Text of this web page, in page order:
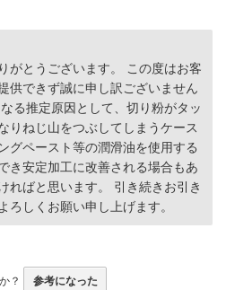
がとうございます。 この度はお客
供できず誠に申し訳ございません
る推定原因として、切り粉がタッ
りねじ山をつぶしてしまうケース
グペースト等の潤滑油を使用する
き安定加工に改善される場合もあ
ればと思います。 引き続きお引き
ろしくお願い申し上げます。
？ 参考になった